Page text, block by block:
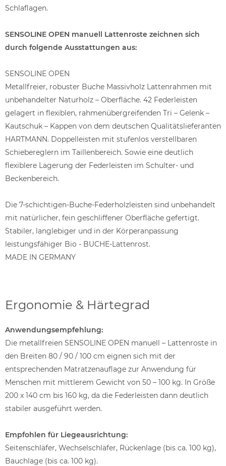
Schlaflagen.
SENSOLINE OPEN manuell Lattenroste zeichnen sich
durch folgende Ausstattungen aus:
SENSOLINE OPEN
Metallfreier, robuster Buche Massivholz Lattenrahmen mit
unbehandelter Naturholz – Oberfläche. 42 Federleisten
gelagert in flexiblen, rahmenübergreifenden Tri – Gelenk –
Kautschuk – Kappen von dem deutschen Qualitätslieferanten
HARTMANN. Doppelleisten mit stufenlos verstellbaren
Schiebereglern im Taillenbereich. Sowie eine deutlich
flexiblere Lagerung der Federleisten im Schulter- und
Beckenbereich.
Die 7-schichtigen-Buche-Federholzleisten sind unbehandelt
mit natürlicher, fein geschliffener Oberfläche gefertigt.
Stabiler, langlebiger und in der Körperanpassung
leistungsfähiger Bio - BUCHE-Lattenrost.
MADE IN GERMANY
Ergonomie & Härtegrad
Anwendungsempfehlung:
Die metallfreien SENSOLINE OPEN manuell – Lattenroste in
den Breiten 80 / 90 / 100 cm eignen sich mit der
entsprechenden Matratzenauflage zur Anwendung für
Menschen mit mittlerem Gewicht von 50 – 100 kg. In Größe
200 x 140 cm bis 160 kg, da die Federleisten dann deutlich
stabiler ausgeführt werden.
Empfohlen für Liegeausrichtung:
Seitenschläfer, Wechselschläfer, Rückenlage (bis ca. 100 kg),
Bauchlage (bis ca. 100 kg).